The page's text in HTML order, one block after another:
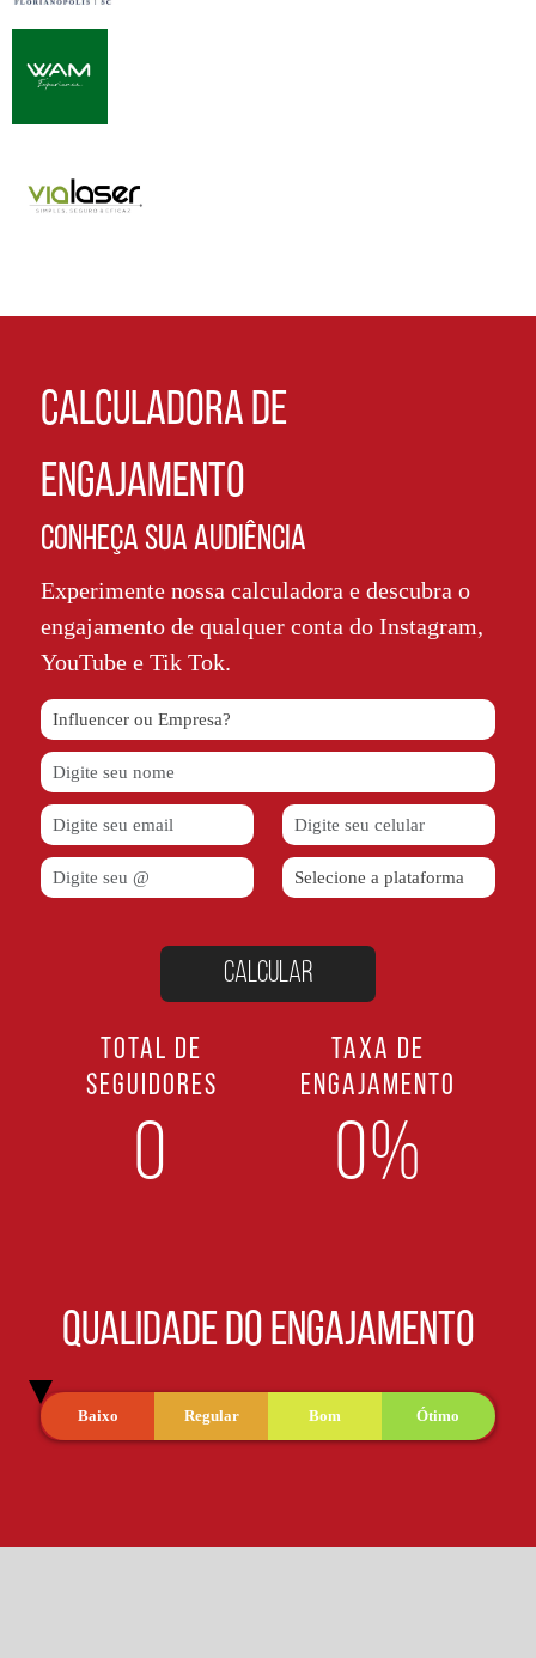
CALCULADORA DE
ENGAJAMENTO
CONHEÇA SUA AUDIÊNCIA
Experimente nossa calculadora e descubra o
engajamento de qualquer conta do Instagram,
YouTube e Tik Tok.
TOTAL DE
SEGUIDORES
0
TAXA DE
ENGAJAMENTO
0%
QUALIDADE DO ENGAJAMENTO
Baixo Regular Bom Ótimo